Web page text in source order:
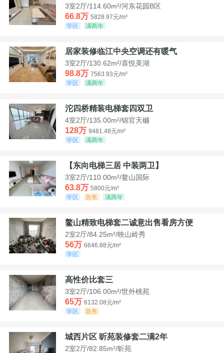
3室2厅/114.60m²/河东花园B区
66.8万 5828.97元/m²
学区
满两年
居家装修临江中央空调还有暖气
3室2厅/130.62m²/喜悦美湖
98.8万 7563.93元/m²
学区
满两年
沱四桥精装电梯套四双卫
4室2厅/135.00m²/锦官天樾
128万 9481.48元/m²
学区
满两年
【东向电梯三居 中装两卫】
3室2厅/110.00m²/鳌山国际
63.8万 5800元/m²
学区
急售 满两年
鳌山精致电梯套二诚意出售看房方便
2室2厅/84.25m²/映山岭秀
56万 6646.88元/m²
学区
高性价比套三
3室2厅/106.00m²/世外桃苑
65万 6132.08元/m²
学区
急售
城西片区 昕苑装修套二满2年
2室2厅/82.85m²/昕苑